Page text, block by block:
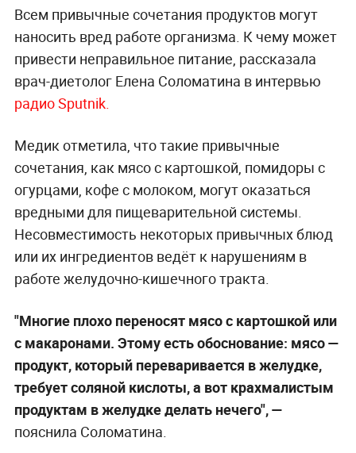
Всем привычные сочетания продуктов могут
наносить вред работе организма. К чему может
привести неправильное питание, рассказала
врач-диетолог Елена Соломатина в интервью
радио Sputnik.
Медик отметила, что такие привычные
сочетания, как мясо с картошкой, помидоры с
огурцами, кофе с молоком, могут оказаться
вредными для пищеварительной системы.
Несовместимость некоторых привычных блюд
или их ингредиентов ведёт к нарушениям в
работе желудочно-кишечного тракта.
"Многие плохо переносят мясо с картошкой или
с макаронами. Этому есть обоснование: мясо —
продукт, который переваривается в желудке,
требует соляной кислоты, а вот крахмалистым
продуктам в желудке делать нечего", —
пояснила Соломатина.